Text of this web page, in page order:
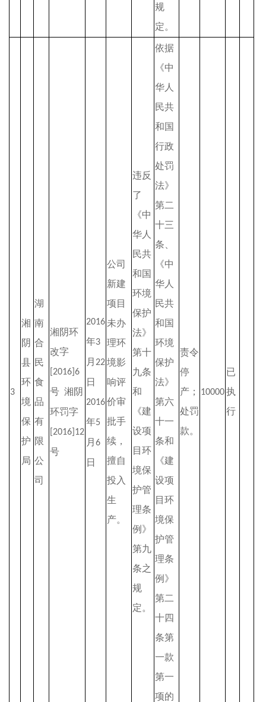
规
定。
3
湘
阴
县
环
境
保
护
局
湖
南
合
民
食
品
有
限
公
司
湘阴环
改字
[2016]6
号 湘阴
环罚字
[2016]12
号
2016
年3
月 22
日
2016
年5
月 6
日
公司
新建
项目
未办
理环
境影
响评
价审
批手
续，
擅自
投入
生
产。
违反
了
《中
华人
民共
和国
环境
保护
法》
第十
九条
和
《建
设项
目环
境保
护管
理条
例》
第九
条之
规
定。
依据
《中
华人
民共
和国
行政
处罚
法》
第二
十三
条、
《中
华人
民共
和国
环境
保护
法》
第六
十一
条和
《建
设项
目环
境保
护管
理条
例》
第二
十四
条第
一款
第一
项的
责令
停
产；
处罚
款。
10000
已
执
行